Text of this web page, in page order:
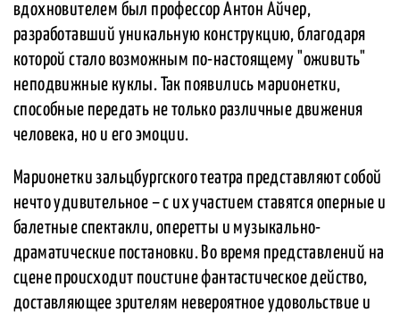
вдохновителем был профессор Антон Айчер,
разработавший уникальную конструкцию, благодаря
которой стало возможным по-настоящему "оживить"
неподвижные куклы. Так появились марионетки,
способные передать не только различные движения
человека, но и его эмоции.
Марионетки зальцбургского театра представляют собой
нечто удивительное – с их участием ставятся оперные и
балетные спектакли, оперетты и музыкально-
драматические постановки. Во время представлений на
сцене происходит поистине фантастическое действо,
доставляющее зрителям невероятное удовольствие и